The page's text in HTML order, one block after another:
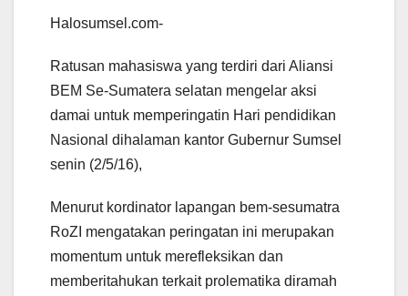
Halosumsel.com-
Ratusan mahasiswa yang terdiri dari Aliansi
BEM Se-Sumatera selatan mengelar aksi
damai untuk memperingatin Hari pendidikan
Nasional dihalaman kantor Gubernur Sumsel
senin (2/5/16),
Menurut kordinator lapangan bem-sesumatra
RoZI mengatakan peringatan ini merupakan
momentum untuk merefleksikan dan
memberitahukan terkait prolematika diramah